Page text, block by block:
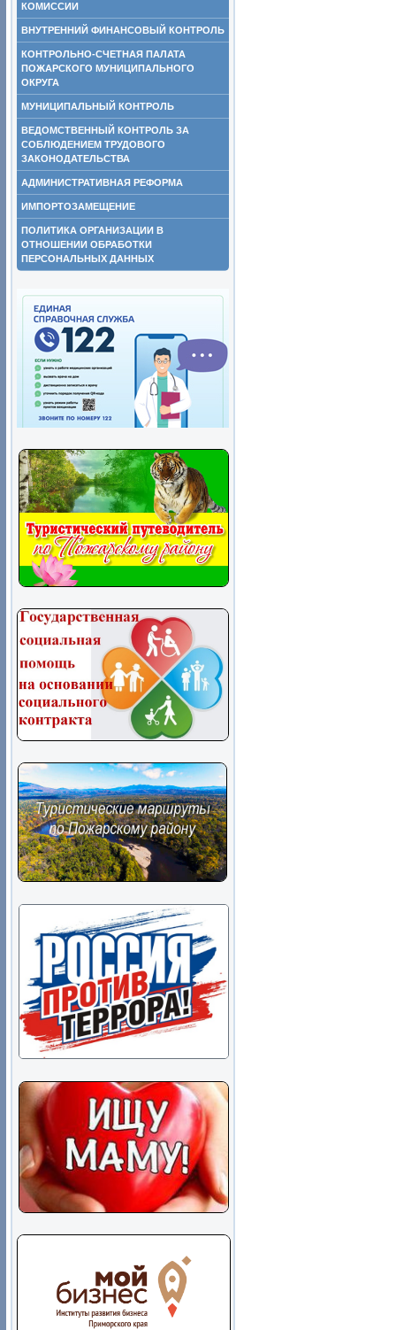
КОМИССИИ
ВНУТРЕННИЙ ФИНАНСОВЫЙ КОНТРОЛЬ
КОНТРОЛЬНО-СЧЕТНАЯ ПАЛАТА
ПОЖАРСКОГО МУНИЦИПАЛЬНОГО
ОКРУГА
МУНИЦИПАЛЬНЫЙ КОНТРОЛЬ
ВЕДОМСТВЕННЫЙ КОНТРОЛЬ ЗА
СОБЛЮДЕНИЕМ ТРУДОВОГО
ЗАКОНОДАТЕЛЬСТВА
АДМИНИСТРАТИВНАЯ РЕФОРМА
ИМПОРТОЗАМЕЩЕНИЕ
ПОЛИТИКА ОРГАНИЗАЦИИ В
ОТНОШЕНИИ ОБРАБОТКИ
ПЕРСОНАЛЬНЫХ ДАННЫХ